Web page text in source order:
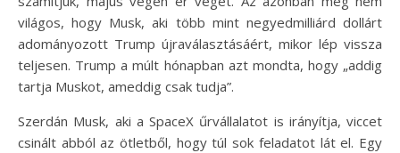
világos, hogy Musk, aki több mint negyedmilliárd dollárt
adományozott Trump újraválasztásáért, mikor lép vissza
teljesen. Trump a múlt hónapban azt mondta, hogy „addig
tartja Muskot, ameddig csak tudja”.
Szerdán Musk, aki a SpaceX űrvállalatot is irányítja, viccet
csinált abból az ötletből, hogy túl sok feladatot lát el. Egy